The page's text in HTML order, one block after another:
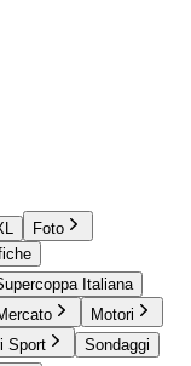
Foto
Italiana
Motori
Sport
Sondaggi